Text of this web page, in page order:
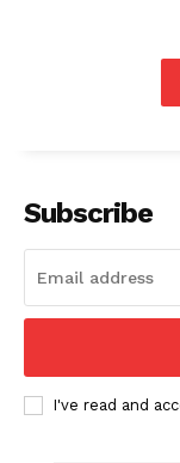
Subscribe
I've read and